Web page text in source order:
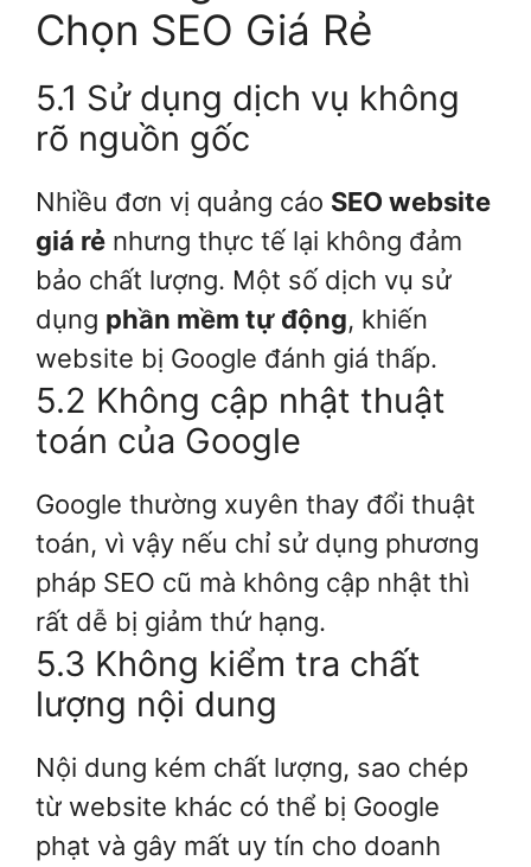
Chọn SEO Giá Rẻ
5.1 Sử dụng dịch vụ không
rõ nguồn gốc
Nhiều đơn vị quảng cáo SEO website
giá rẻ nhưng thực tế lại không đảm
bảo chất lượng. Một số dịch vụ sử
dụng phần mềm tự động, khiến
website bị Google đánh giá thấp.
5.2 Không cập nhật thuật
toán của Google
Google thường xuyên thay đổi thuật
toán, vì vậy nếu chỉ sử dụng phương
pháp SEO cũ mà không cập nhật thì
rất dễ bị giảm thứ hạng.
5.3 Không kiểm tra chất
lượng nội dung
Nội dung kém chất lượng, sao chép
từ website khác có thể bị Google
phạt và gây mất uy tín cho doanh